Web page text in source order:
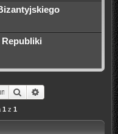
Republiki
Szukaj Wyszukiwanie
1 z1